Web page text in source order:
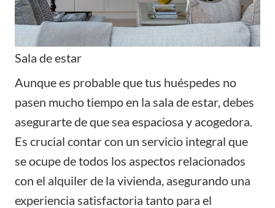
Sala de estar
Aunque es probable que tus huéspedes no
pasen mucho tiempo en la sala de estar, debes
asegurarte de que sea espaciosa y acogedora.
Es crucial contar con un servicio integral que
se ocupe de todos los aspectos relacionados
con el alquiler de la vivienda, asegurando una
experiencia satisfactoria tanto para el